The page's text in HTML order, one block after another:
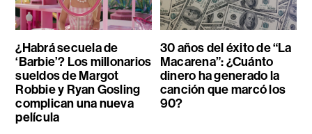
¿Habrá secuela de
‘Barbie’? Los millonarios
sueldos de Margot
Robbie y Ryan Gosling
complican una nueva
película
30 años del éxito de “La
Macarena”: ¿Cuánto
dinero ha generado la
canción que marcó los
90?